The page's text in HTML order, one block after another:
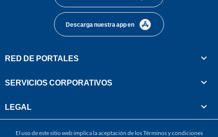
Descarga nuestra app en
RED DE PORTALES
SERVICIOS CORPORATIVOS
LEGAL
El uso de este sitio web implica la aceptación de losTérminos y condiciones